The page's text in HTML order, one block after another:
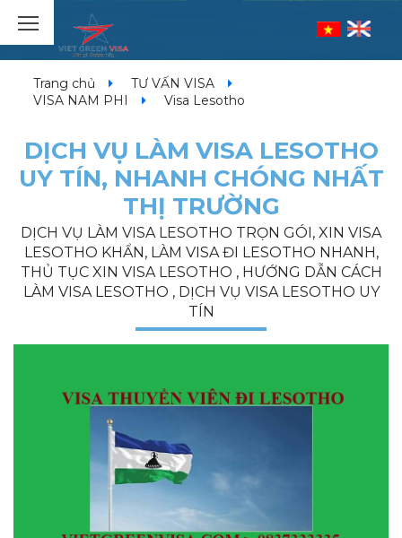
Trang chủ
TƯ VẤN VISA
VISA NAM PHI
Visa Lesotho
DỊCH VỤ LÀM VISA LESOTHO
UY TÍN, NHANH CHÓNG NHẤT
THỊ TRƯỜNG
DỊCH VỤ LÀM VISA LESOTHO TRỌN GÓI, XIN VISA
LESOTHO KHẨN, LÀM VISA ĐI LESOTHO NHANH,
THỦ TỤC XIN VISA LESOTHO , HƯỚNG DẪN CÁCH
LÀM VISA LESOTHO , DỊCH VỤ VISA LESOTHO UY
TÍN